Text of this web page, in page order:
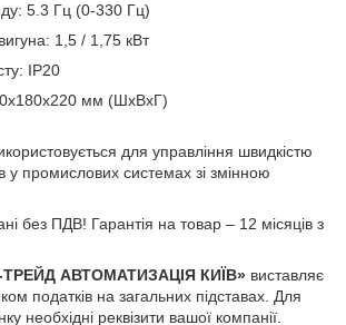
5.3 Гц (0-330 Гц)
1,5 / 1,75 кВт
IP20
мм (ШхВхГ)
для управління швидкістю
у промислових системах зі змінною
без ПДВ! Гарантія на товар – 12 місяців з
АВТОМАТИЗАЦІЯ КИЇВ» виставляє
податків на загальних підставах. Для
необхідні реквізити вашої компанії.